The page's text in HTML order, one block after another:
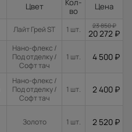
Цвет
Кол-
во
Цена
Лайт Грей ST 1 шт. 23 850₽
20 272 ₽
Нано-флекс /
Под отделку /
Софт тач
1 шт. 4 500 ₽
Нано-флекс /
Под отделку /
Софт тач
1 шт. 2 400 ₽
Золото 1 шт. 2 520 ₽